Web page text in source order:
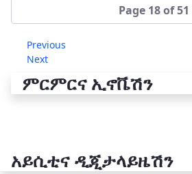
Page 18 of 51
Previous
Next
ምርምርና ኢኖቬሽን
አይሲቲና ዲጂታላይዜሽን